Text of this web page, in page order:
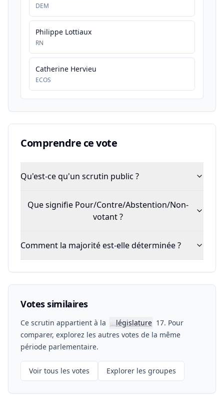
DEM
Philippe Lottiaux
RN
Catherine Hervieu
ECOS
Comprendre ce vote
Qu'est-ce qu'un scrutin public ?
Que signifie Pour/Contre/Abstention/Non-
votant ?
Comment la majorité est-elle déterminée ?
Votes similaires
Ce scrutin appartient à la 📖législature 17. Pour
comparer, explorez les autres votes de la même
période parlementaire.
Voir tous les votes Explorer les groupes